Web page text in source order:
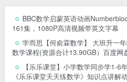
BBC数学启蒙英语动画
161集，1080P高清视频带英文字幕
学而思【何俞霖数学】 大班升一
数学课程(资源合计13.90GB）百度网
【乐乐课堂】小学数学同步学1-6
《乐乐课堂天天练数学》知识点讲解